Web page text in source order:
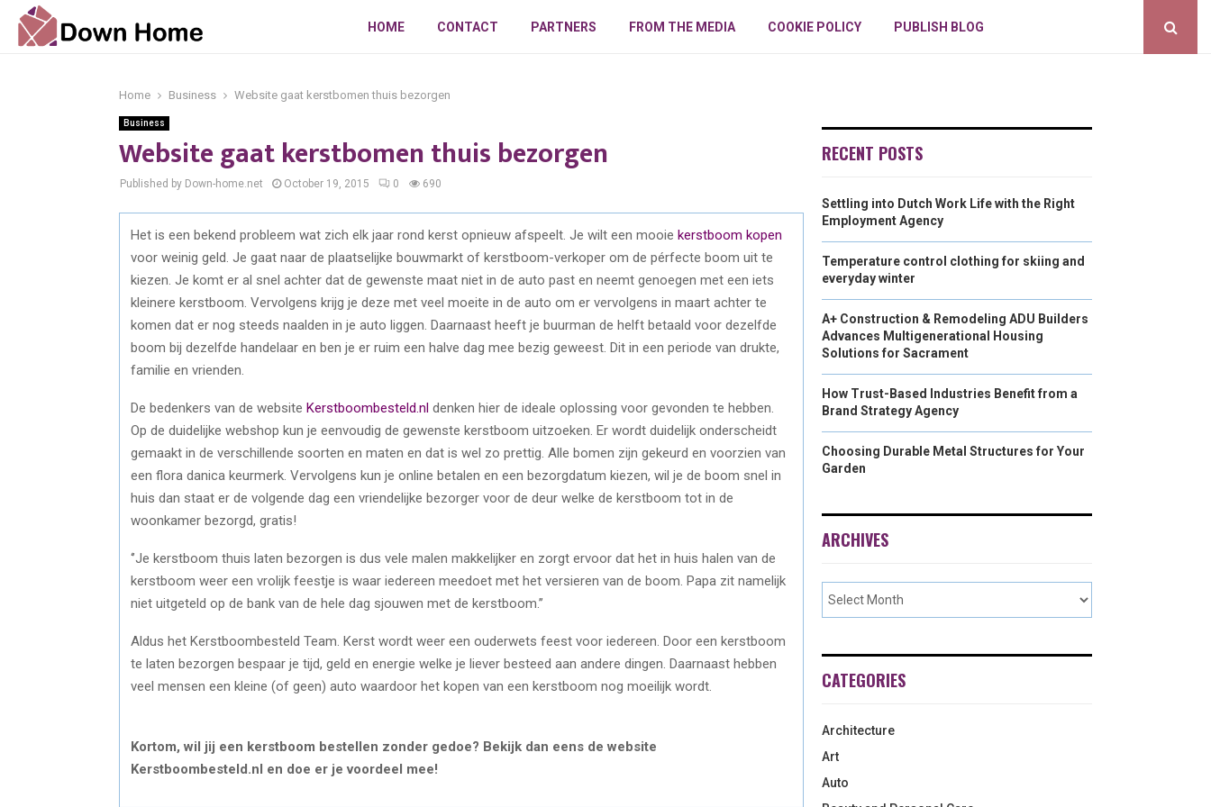
HOME CONTACT PARTNERS FROM THE MEDIA COOKIE POLICY PUBLISH BLOG
Home Business Website gaat kerstbomen thuis bezorgen
Business
Website gaat kerstbomen thuis bezorgen
Published by Down-home.net October 19, 2015 0 690
Het is een bekend probleem wat zich elk jaar rond kerst opnieuw afspeelt. Je wilt een mooie kerstboom kopen
voor weinig geld. Je gaat naar de plaatselijke bouwmarkt of kerstboom-verkoper om de pérfecte boom uit te
kiezen. Je komt er al snel achter dat de gewenste maat niet in de auto past en neemt genoegen met een iets
kleinere kerstboom. Vervolgens krijg je deze met veel moeite in de auto om er vervolgens in maart achter te
komen dat er nog steeds naalden in je auto liggen. Daarnaast heeft je buurman de helft betaald voor dezelfde
boom bij dezelfde handelaar en ben je er ruim een halve dag mee bezig geweest. Dit in een periode van drukte,
familie en vrienden.
De bedenkers van de website Kerstboombesteld.nl denken hier de ideale oplossing voor gevonden te hebben.
Op de duidelijke webshop kun je eenvoudig de gewenste kerstboom uitzoeken. Er wordt duidelijk onderscheidt
gemaakt in de verschillende soorten en maten en dat is wel zo prettig. Alle bomen zijn gekeurd en voorzien van
een flora danica keurmerk. Vervolgens kun je online betalen en een bezorgdatum kiezen, wil je de boom snel in
huis dan staat er de volgende dag een vriendelijke bezorger voor de deur welke de kerstboom tot in de
woonkamer bezorgd, gratis!
‘’Je kerstboom thuis laten bezorgen is dus vele malen makkelijker en zorgt ervoor dat het in huis halen van de
kerstboom weer een vrolijk feestje is waar iedereen meedoet met het versieren van de boom. Papa zit namelijk
niet uitgeteld op de bank van de hele dag sjouwen met de kerstboom.’’
Aldus het Kerstboombesteld Team. Kerst wordt weer een ouderwets feest voor iedereen. Door een kerstboom
te laten bezorgen bespaar je tijd, geld en energie welke je liever besteed aan andere dingen. Daarnaast hebben
veel mensen een kleine (of geen) auto waardoor het kopen van een kerstboom nog moeilijk wordt.
Kortom, wil jij een kerstboom bestellen zonder gedoe? Bekijk dan eens de website
Kerstboombesteld.nl en doe er je voordeel mee!
RECENT POSTS
Settling into Dutch Work Life with the Right
Employment Agency
Temperature control clothing for skiing and
everyday winter
A+ Construction & Remodeling ADU Builders
Advances Multigenerational Housing
Solutions for Sacrament
How Trust-Based Industries Benefit from a
Brand Strategy Agency
Choosing Durable Metal Structures for Your
Garden
ARCHIVES
CATEGORIES
Architecture
Art
Auto